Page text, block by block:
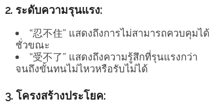
2. ระดับความรุนแรง:
“忍不住” แสดงถึงการไม่สามารถควบคุมได้
ชั่วขณะ
“受不了” แสดงถึงความรู้สึกที่รุนแรงกว่า
จนถึงขั้นทนไม่ไหวหรือรับไม่ได้
3. โครงสร้างประโยค: